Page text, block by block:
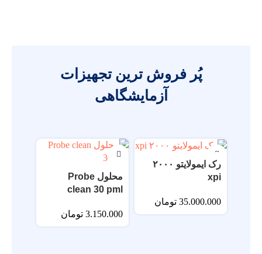
پُر فروش ترین تجهیزات
آزمایشگاهی
رک ایمولایتو ۲۰۰۰
xpi
35.000.000 تومان
محلول Probe
clean 30 pml
3.150.000 تومان